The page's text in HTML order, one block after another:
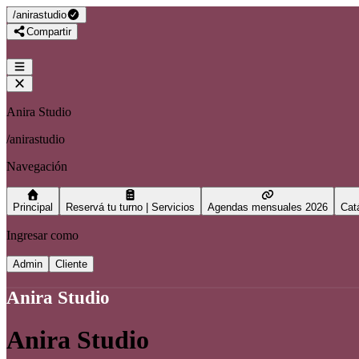
/anirastudio
Compartir
Anira Studio
/anirastudio
Navegación
Principal Reservá tu turno | Servicios Agendas mensuales 2026
Ingresar como
Admin Cliente
Anira Studio
Anira Studio